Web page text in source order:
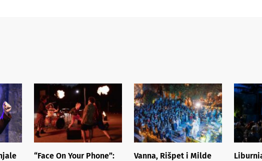
“Face On Your Phone”:
Vanna, Rišpet i Milde